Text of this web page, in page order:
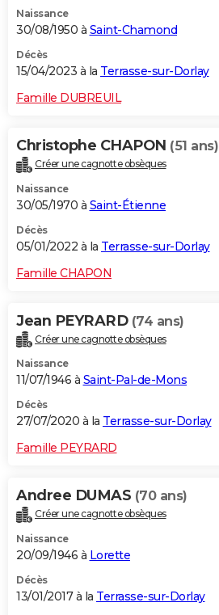
Naissance
30/08/1950 à Saint-Chamond
Décès
15/04/2023 à la Terrasse-sur-Dorlay
Famille DUBREUIL
Christophe CHAPON (51 ans)
Créer une cagnotte obsèques
Naissance
30/05/1970 à Saint-Étienne
Décès
05/01/2022 à la Terrasse-sur-Dorlay
Famille CHAPON
Jean PEYRARD (74 ans)
Créer une cagnotte obsèques
Naissance
11/07/1946 à Saint-Pal-de-Mons
Décès
27/07/2020 à la Terrasse-sur-Dorlay
Famille PEYRARD
Andree DUMAS (70 ans)
Créer une cagnotte obsèques
Naissance
20/09/1946 à Lorette
Décès
13/01/2017 à la Terrasse-sur-Dorlay